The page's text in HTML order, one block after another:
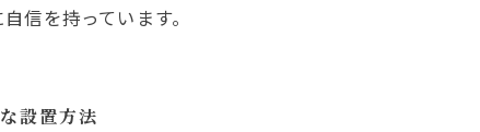
信を持っています。
設置方法